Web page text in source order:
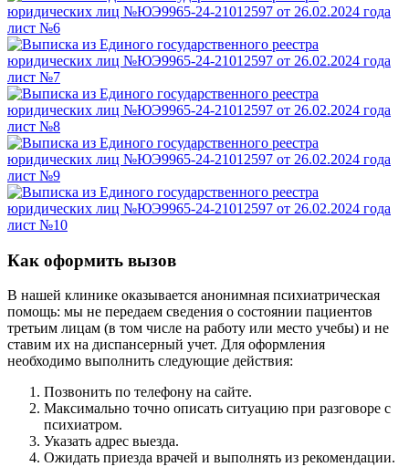
Как оформить вызов
В нашей клинике оказывается анонимная психиатрическая
помощь: мы не передаем сведения о состоянии пациентов
третьим лицам (в том числе на работу или место учебы) и не
ставим их на диспансерный учет. Для оформления
необходимо выполнить следующие действия:
Позвонить по телефону на сайте.
Максимально точно описать ситуацию при разговоре с
психиатром.
Указать адрес выезда.
Ожидать приезда врачей и выполнять из рекомендации.